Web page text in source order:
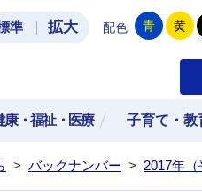
土浦市公式ホームページ
準 拡大 配色 青 黄
康・福祉・医療 子育て・教
> バックナンバー > 2017年